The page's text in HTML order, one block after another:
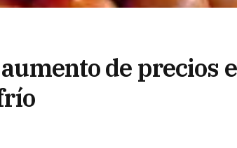
de precios